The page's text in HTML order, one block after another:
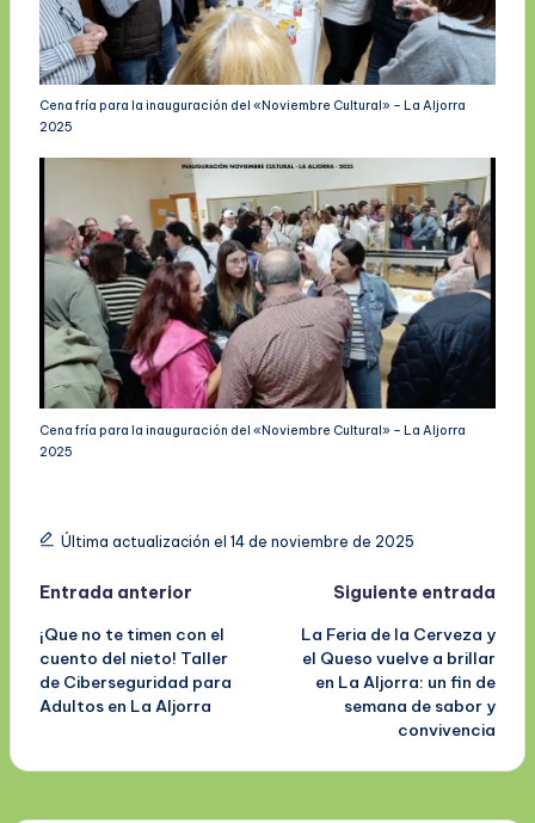
Cena fría para la inauguración del «Noviembre Cultural» – La Aljorra
2025
Cena fría para la inauguración del «Noviembre Cultural» – La Aljorra
2025
Última actualización el 14 de noviembre de 2025
Navegación
de
entradas
Entrada anterior
¡Que no te timen con el
cuento del nieto! Taller
de Ciberseguridad para
Adultos en La Aljorra
Siguiente entrada
La Feria de la Cerveza y
el Queso vuelve a brillar
en La Aljorra: un fin de
semana de sabor y
convivencia